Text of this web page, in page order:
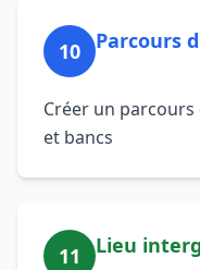
10 Parcours
Créer un
et bancs
11 Lieu